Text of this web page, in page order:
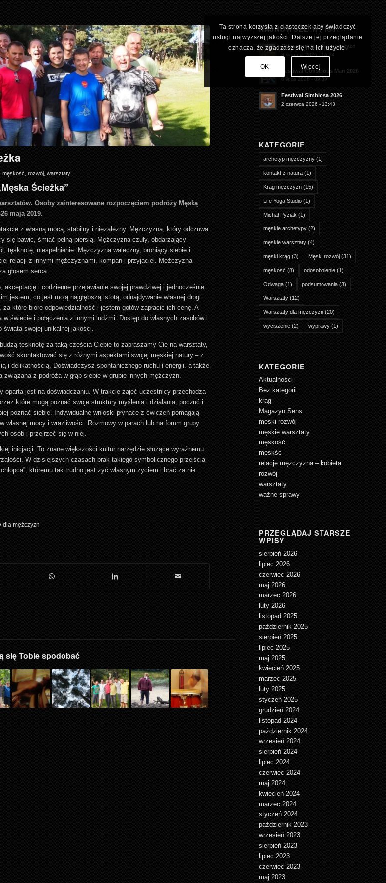
męskość rozwój warsztaty
Ścieżka”
Osoby zainteresowane rozpoczęciem podróży Męską
maja 2019.
z własną mocą, stabilny i niezależny. Mężczyzna, który odczuwa
się bawić, śmiać pełną piersią. Mężczyzna czuły, obdarzający
tęsknotę, niespełnienie. Mężczyzna waleczny, broniący siebie i
relacji z innymi mężczyznami, kompan i przyjaciel. Mężczyzna
głosem serca.
akceptację i codzienne przejawianie swojej prawdziwej i jednocześnie
jestem, co jest moją najgłębszą istotą, odnajdywanie własnej drogi.
które biorę odpowiedzialność i jestem gotów zapłacić ich cenę. A
świecie i połączenia z innymi ludźmi. Dostęp do własnych zasobów i
świata swojej unikalnej jakości.
tęsknotę za taką częścią Ciebie to zapraszamy Cię na warsztaty,
skontaktować się z różnymi aspektami swojej męskiej natury – z
i delikatnością. Doświadczysz spontanicznego ruchu i energii, a także
z podróżą w głąb siebie w grupie innych mężczyzn.
oparta jest na doświadczaniu. W trakcie zajęć uczestnicy przechodzą
które mogą poznać swoje struktury myślenia i działania, poczuć i
poznać siebie. Indywidualne wnioski płynące z ćwiczeń pomagają
własnej mocy i wrażliwości. Rozmowy w parach lub na forum grupy
osób i przejrzeć się w niej.
inicjacji. To znane większości kultur narzędzie służące wyraźnemu
W dzisiejszych czasach brak takiego symbolicznego przejścia
któremu tak trudno jest żyć własnym życiem i brać za nie
dla mężczyzn
się Tobie spodobać
NAJNOWSZE WPISY
Odosobnienie dla mężczyzn
3 sierpnia 2026 - 14:34
Festiwal Conscious Man 2026
6 lipca 2026 - 09:09
Festiwal Simbiosa 2026
2 czerwca 2026 - 13:43
KATEGORIE
archetyp mężczyzny (1)
kontakt z naturą (1)
Krąg mężczyzn (15)
Life Yoga Studio (1)
Michał Pyziak (1)
męskie archetypy (2)
męskie warsztaty (4)
męski krąg (3) Męski rozwój (31)
męskość (8) odosobnienie (1)
Odwaga (1) podsumowania (3)
Warsztaty (12)
Warsztaty dla mężczyzn (20)
wyciszenie (2) wyprawy (1)
KATEGORIE
Aktualności
Bez kategorii
krąg
Magazyn Sens
męski rozwój
męskie warsztaty
męskość
męskść
relacje mężczyzna – kobieta
rozwój
warsztaty
ważne sprawy
PRZEGLĄDAJ STARSZE
WPISY
sierpień 2026
lipiec 2026
czerwiec 2026
maj 2026
marzec 2026
luty 2026
listopad 2025
październik 2025
sierpień 2025
lipiec 2025
maj 2025
kwiecień 2025
marzec 2025
luty 2025
styczeń 2025
grudzień 2024
listopad 2024
październik 2024
wrzesień 2024
sierpień 2024
lipiec 2024
czerwiec 2024
maj 2024
kwiecień 2024
marzec 2024
styczeń 2024
październik 2023
wrzesień 2023
sierpień 2023
lipiec 2023
czerwiec 2023
maj 2023
Ta strona korzysta z ciasteczek aby świadczyć
usługi najwyższej jakości. Dalsze jej przeglądanie
oznacza, że zgadzasz się na ich użycie.
OK Więcej